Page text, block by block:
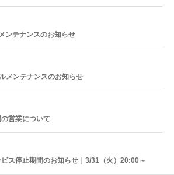
ンテナンスのお知らせ
メンテナンスのお知らせ
営業について
ス停止期間のお知らせ｜3/31（火）20:00～